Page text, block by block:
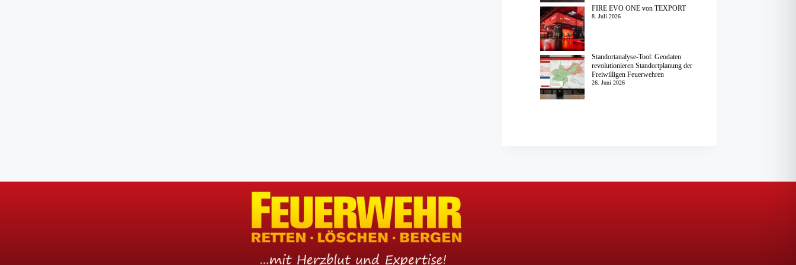
FIRE EVO ONE von TEXPORT
8. Juli 2026
Standortanalyse-Tool: Geodaten
revolutionieren Standortplanung der
Freiwilligen Feuerwehren
26. Juni 2026